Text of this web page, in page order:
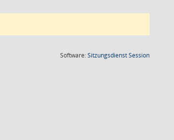
Software:SitzungsdienstSession(Wird in